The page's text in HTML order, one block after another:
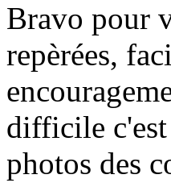
Bravo pour
repèrées,
difficile c'est
photos des